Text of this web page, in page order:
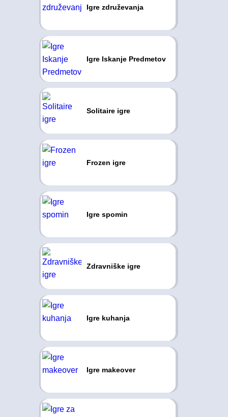
Igre združevanja
Igre Iskanje Predmetov
Solitaire igre
Frozen igre
Igre spomin
Zdravniške igre
Igre kuhanja
Igre makeover